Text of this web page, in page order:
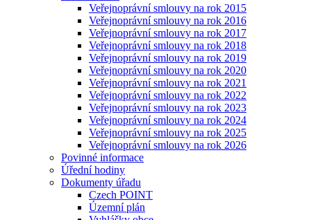
Veřejnoprávní smlouvy na rok 2015
Veřejnoprávní smlouvy na rok 2016
Veřejnoprávní smlouvy na rok 2017
Veřejnoprávní smlouvy na rok 2018
Veřejnoprávní smlouvy na rok 2019
Veřejnoprávní smlouvy na rok 2020
Veřejnoprávní smlouvy na rok 2021
Veřejnoprávní smlouvy na rok 2022
Veřejnoprávní smlouvy na rok 2023
Veřejnoprávní smlouvy na rok 2024
Veřejnoprávní smlouvy na rok 2025
Veřejnoprávní smlouvy na rok 2026
Povinné informace
Úřední hodiny
Dokumenty úřadu
Czech POINT
Územní plán